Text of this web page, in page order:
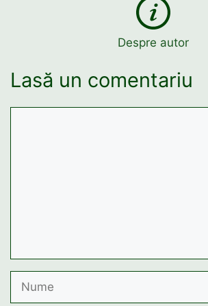
Despre autor
Lasă un comentariu
Nume